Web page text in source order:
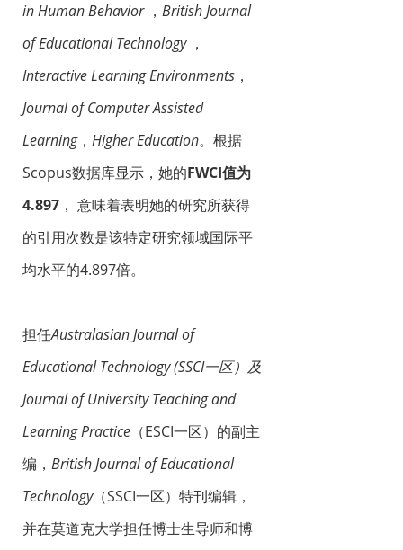
in Human Behavior ， British Journal
of Educational Technology，
Interactive Learning Environments ，
Journal of Computer Assisted
Learning， Higher Education。根据
Scopus数据库显示，她的FWCI值为
4.897 ， 意味着表明她的研究所获得
的引用次数是该特定研究领域国际平
均水平的4.897倍。
担任Australasian Journal of
Educational Technology (SSCI一区）及
Journal of University Teaching and
Learning Practice （ESCI一区）的副主
编， British Journal of Educational
Technology（SSCI一区）特刊编辑，
并在莫道克大学担任博士生导师和博